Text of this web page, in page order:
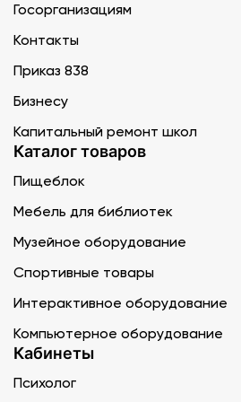
Госорганизациям
Контакты
Приказ 838
Бизнесу
Капитальный ремонт школ
Каталог товаров
Пищеблок
Мебель для библиотек
Музейное оборудование
Спортивные товары
Интерактивное оборудование
Компьютерное оборудование
Кабинеты
Психолог